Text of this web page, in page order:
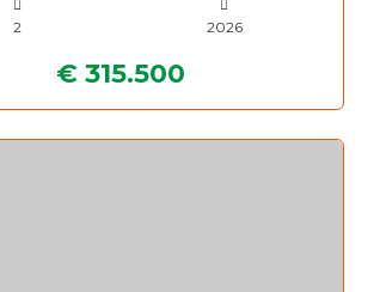
2 2026
€ 315.500